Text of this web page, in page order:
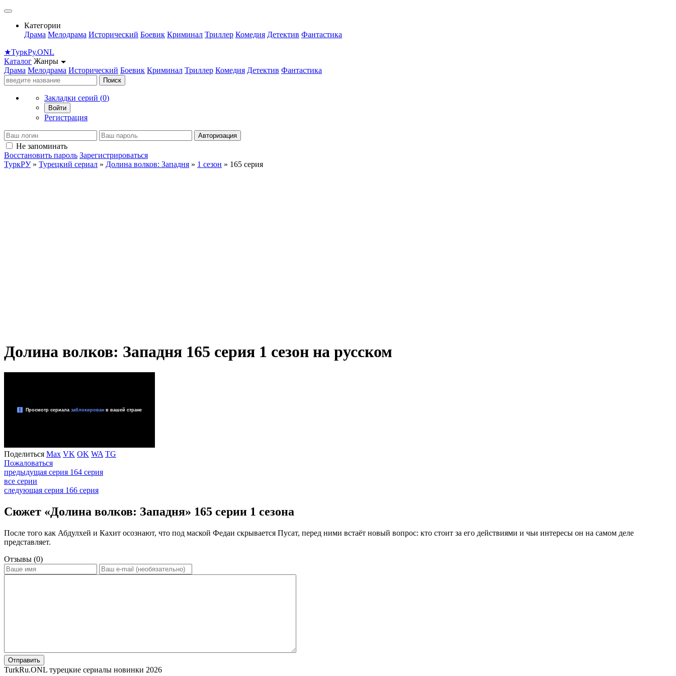
Категории
Драма Мелодрама Исторический Боевик Криминал Триллер Комедия Детектив Фантастика
★ТуркРу.ONL
Каталог Жанры
Драма Мелодрама Исторический Боевик Криминал Триллер Комедия Детектив Фантастика
Поиск
Закладки серий (0)
Войти
Регистрация
Авторизация
Не запоминать
Восстановить пароль Зарегистрироваться
ТуркРУ» Турецкий сериал » Долина волков: Западня » 1 сезон » 165 серия
Долина волков: Западня 165 серия 1 сезон на русском
Поделиться Max VK OK WA TG
Пожаловаться
предыдущая серия 164 серия
все серии
следующая серия 166 серия
Сюжет «Долина волков: Западня» 165 серии 1 сезона
После того как Абдулхей и Кахит осознают, что под маской Федаи скрывается Пусат, перед ними встаёт новый вопрос: кто стоит за его действиями и чьи интересы он на самом деле
представляет.
Отзывы (0)
Отправить
TurkRu.ONL турецкие сериалы новинки 2026